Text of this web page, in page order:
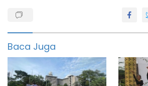
featured
LEBAK
Baca Juga